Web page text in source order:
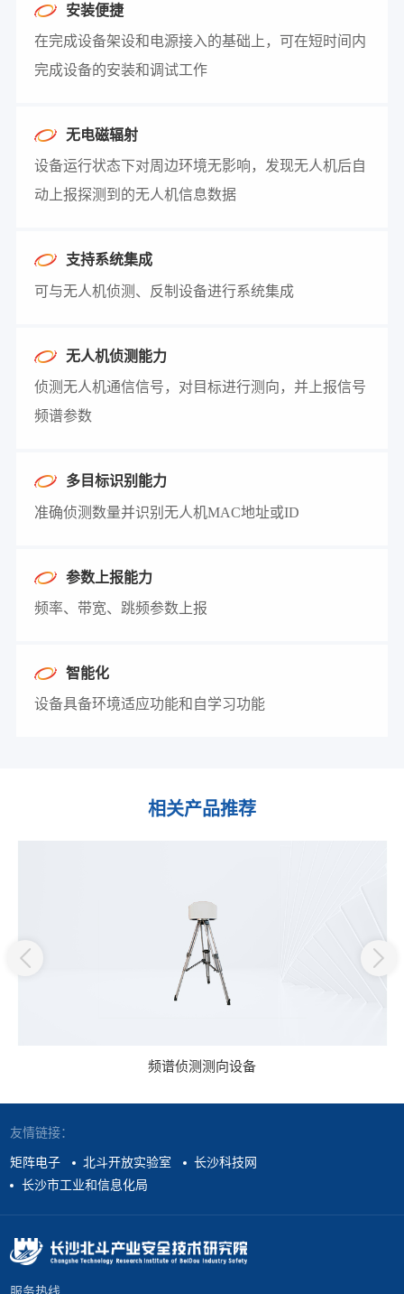
安装便捷
在完成设备架设和电源接入的基础上，可在短时间内
完成设备的安装和调试工作
无电磁辐射
设备运行状态下对周边环境无影响，发现无人机后自
动上报探测到的无人机信息数据
支持系统集成
可与无人机侦测、反制设备进行系统集成
无人机侦测能力
侦测无人机通信信号，对目标进行测向，并上报信号
频谱参数
多目标识别能力
准确侦测数量并识别无人机MAC地址或ID
参数上报能力
频率、带宽、跳频参数上报
智能化
设备具备环境适应功能和自学习功能
相关产品推荐
频谱侦测测向设备
友情链接：
矩阵电子 北斗开放实验室
长沙科技网
长沙市工业和信息化局